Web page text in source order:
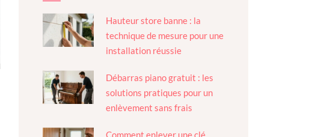
Hauteur store banne : la
technique de mesure pour une
installation réussie
Débarras piano gratuit : les
solutions pratiques pour un
enlèvement sans frais
Comment enlever une clé